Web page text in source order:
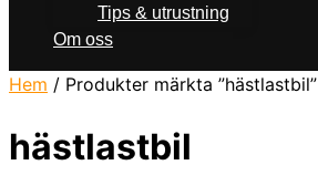
Tips & utrustning
Om oss
Hem / Produkter märkta ”hästlastbil”
hästlastbil